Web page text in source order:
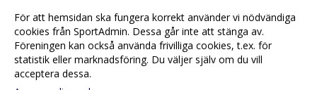
Bengtssons inställt 2023-10-28 14:29
Nytt digitalt biljettsystem 2023-10-12 09:42
Välkommen till vår hemsida! 2023-10-12 09:18
För att hemsidan ska fungera korrekt använder vi nödvändiga
cookies från SportAdmin. Dessa går inte att stänga av.
Föreningen kan också använda frivilliga cookies, t.ex. för
statistik eller marknadsföring. Du väljer själv om du vill
acceptera dessa.